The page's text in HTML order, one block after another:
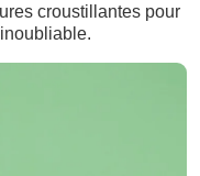
croustillantes pour